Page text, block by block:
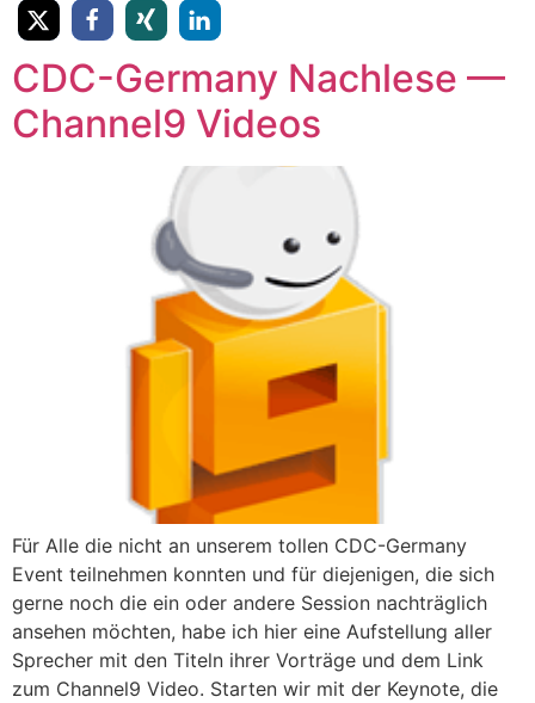
CDC-Germany Nachlese —
Channel9 Videos
Für Alle die nicht an unserem tollen CDC-Germany
Event teilnehmen konnten und für diejenigen, die sich
gerne noch die ein oder andere Session nachträglich
ansehen möchten, habe ich hier eine Aufstellung aller
Sprecher mit den Titeln ihrer Vorträge und dem Link
zum Channel9 Video. Starten wir mit der Keynote, die